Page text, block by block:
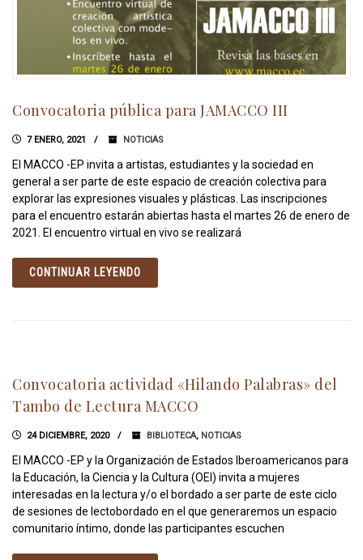
Convocatoria pública para JAMACCO III
7 ENERO, 2021 NOTICIAS
El MACCO -EP invita a artistas, estudiantes y la sociedad en
general a ser parte de este espacio de creación colectiva para
explorar las expresiones visuales y plásticas. Las inscripciones
para el encuentro estarán abiertas hasta el martes 26 de enero de
2021. El encuentro virtual en vivo se realizará
CONTINUAR LEYENDO
Convocatoria actividad «Hilando Palabras» del
Tambo de Lectura MACCO
24 DICIEMBRE, 2020 BIBLIOTECA, NOTICIAS
El MACCO -EP y la Organización de Estados Iberoamericanos para
la Educación, la Ciencia y la Cultura (OEI) invita a mujeres
interesadas en la lectura y/o el bordado a ser parte de este ciclo
de sesiones de lectobordado en el que generaremos un espacio
comunitario íntimo, donde las participantes escuchen